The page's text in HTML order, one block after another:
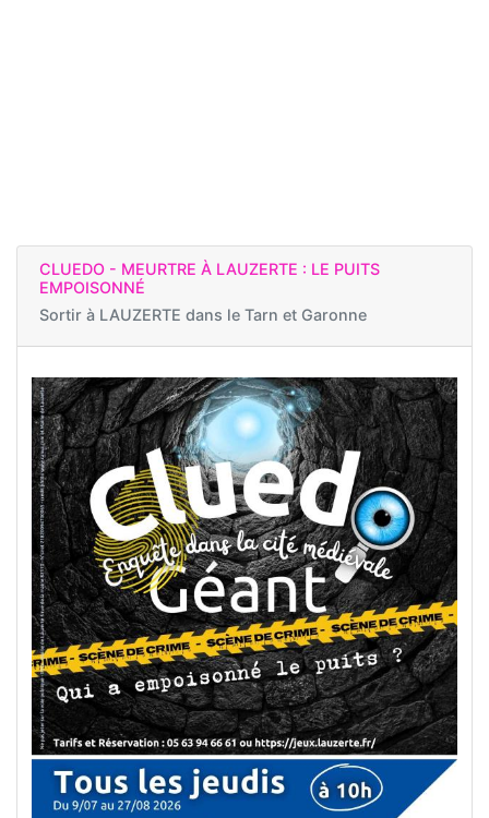
CLUEDO - MEURTRE À LAUZERTE : LE PUITS
EMPOISONNÉ
Sortir à LAUZERTE dans le Tarn et Garonne